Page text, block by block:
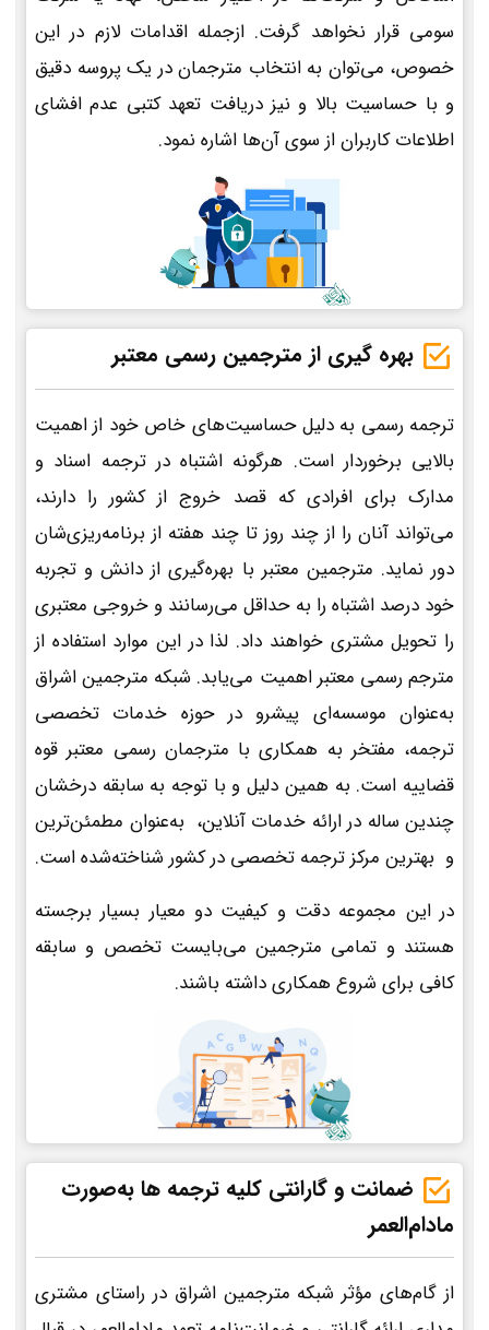
سومی قرار نخواهد گرفت. ازجمله اقدامات لازم در این
خصوص، می‌توان به انتخاب مترجمان در یک پروسه دقیق
و با حساسیت بالا و نیز دریافت تعهد کتبی عدم افشای
اطلاعات کاربران از سوی آن‌ها اشاره نمود.
بهره گیری از مترجمین رسمی معتبر
ترجمه رسمی به دلیل حساسیت‌های خاص خود از اهمیت
بالایی برخوردار است. هرگونه اشتباه در ترجمه اسناد و
مدارک برای افرادی که قصد خروج از کشور را دارند،
می‌تواند آنان را از چند روز تا چند هفته از برنامه‌ریزی‌شان
دور نماید. مترجمین معتبر با بهره‌گیری از دانش و تجربه
خود درصد اشتباه را به حداقل می‌رسانند و خروجی معتبری
را تحویل مشتری خواهند داد. لذا در این موارد استفاده از
مترجم رسمی معتبر اهمیت می‌یابد. شبکه مترجمین اشراق
به‌عنوان موسسه‌ای پیشرو در حوزه خدمات تخصصی
ترجمه، مفتخر به همکاری با مترجمان رسمی معتبر قوه
قضاییه است. به همین دلیل و با توجه به سابقه درخشان
چندین ساله در ارائه خدمات آنلاین، به‌عنوان مطمئن‌ترین
و بهترین مرکز ترجمه تخصصی در کشور شناخته‌شده است.
در این مجموعه دقت و کیفیت دو معیار بسیار برجسته
هستند و تمامی مترجمین می‌بایست تخصص و سابقه
کافی برای شروع همکاری داشته باشند.
ضمانت و گارانتی کلیه ترجمه ها به‌صورت
مادام‌العمر
از گام‌های مؤثر شبکه مترجمین اشراق در راستای مشتری